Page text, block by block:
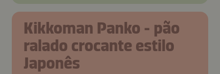
Kikkoman Panko - pão
ralado crocante estilo
Japonês